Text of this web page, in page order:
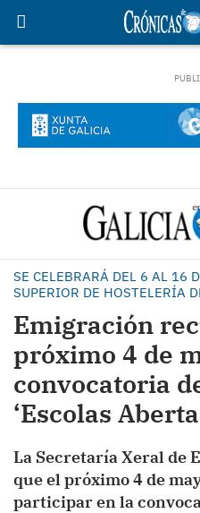
SE CELEBRARÁ DEL 6 AL 16
SUPERIOR DE HOSTELERÍA
Emigración
próximo 4 de
convocatoria
‘Escolas
La Secretaría Xeral de
que el próximo 4 de
participar en la